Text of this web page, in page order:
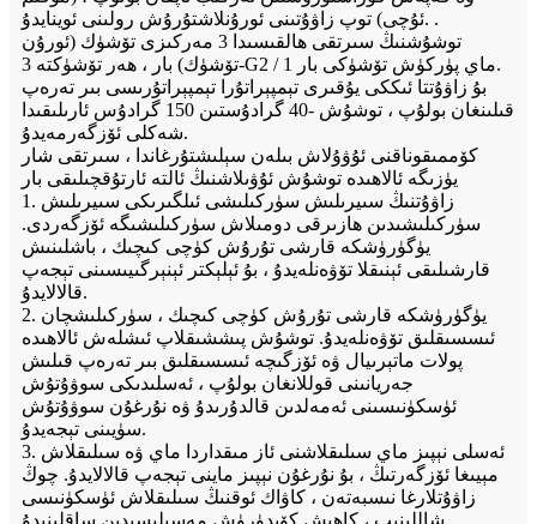
ئۇچى) توپ زاۋۇتىنى ئورۇنلاشتۇرۇش رولىنى ئوينايدۇ. .
توشۇشنىڭ سىرتقى ھالقىسىدا 3 مەركىزى تۆشۈك (ئورۇن
تۆشۈك) بار ، ھەر تۆشۈكتە 3-G2 / 1 ماي پۈركۈش تۆشۈكى بار.
بۇ زاۋۇتتا ئىككى يۇقىرى تېمپېراتۇرا تېمپېراتۇرىسى بىر تەرەپ
قىلىنغان بولۇپ ، توشۇش -40 گرادۇستىن 150 گرادۇس ئارىلىقىدا
شەكلى ئۆزگەرمەيدۇ.
كۆممىقوناقنى ئۇۋۇلاش بىلەن سېلىشتۇرغاندا ، سىرتقى شار
يۈزىگە ئالاھىدە توشۇش ئۇۋىلاشنىڭ ئالتە ئارتۇقچىلىقى بار
1. زاۋۇتنىڭ سىيرىلىش سۈركىلىشى ئىلگىرىكى سىيرىلىش
سۈركىلىشىدىن ھازىرقى دومىلاش سۈركىلىشىگە ئۆزگەردى.
يۈگۈرۈشكە قارشى تۇرۇش كۈچى كىچىك ، باشلىنىش
قارشىلىقى ئېنىقلا تۆۋەنلەيدۇ ، بۇ ئېلېكتر ئېنېرگىيىسىنى تېجەپ
قالالايدۇ.
2. يۈگۈرۈشكە قارشى تۇرۇش كۈچى كىچىك ، سۈركىلىشچان
ئىسسىقلىق تۆۋەنلەيدۇ. توشۇش پىششىقلاپ ئىشلەش ئالاھىدە
پولات ماتېرىيال ۋە ئۆزگىچە ئىسسىقلىق بىر تەرەپ قىلىش
جەريانىنى قوللانغان بولۇپ ، ئەسلىدىكى سوۋۇتۇش
ئۈسكۈنىسىنى ئەمەلدىن قالدۇرىدۇ ۋە نۇرغۇن سوۋۇتۇش
سۈيىنى تېجەيدۇ.
3. ئەسلى نېپىز ماي سىلىقلاشنى ئاز مىقداردا ماي ۋە سىلىقلاش
مېيىغا ئۆزگەرتىڭ ، بۇ نۇرغۇن نېپىز ماينى تېجەپ قالالايدۇ. چوڭ
زاۋۇتلارغا نىسبەتەن ، كاۋاك ئوقنىڭ سىلىقلاش ئۈسكۈنىسى